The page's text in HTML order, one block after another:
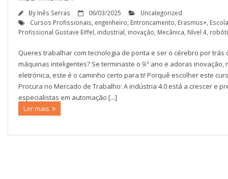
Alunos
INSCRIÇÕES
Contactos
By Inês Serras 06/03/2025
Uncategorized
Cursos Profissionais engenheiro Entroncamento Erasmus+ Escola
Profissional Gustave Eiffel industrial inovação Mecânica Nível 4
Queres trabalhar com tecnologia de ponta e ser o cérebro por trás
máquinas inteligentes? Se terminaste o 9.º ano e adoras inovação,
eletrónica, este é o caminho certo para ti! Porquê escolher este
Procura no Mercado de Trabalho: A indústria 4.0 está a crescer e
especialistas em automação [...]
Ler mais